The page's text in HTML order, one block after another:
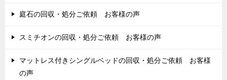
庭石の回収・処分ご依頼 お客様の声
スミチオンの回収・処分ご依頼 お客様の声
マットレス付きシングルベッドの回収・処分ご依頼 お客様
の声